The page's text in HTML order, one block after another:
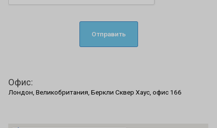
Офис:
Лондон, Великобритания, Беркли Сквер Хаус, офис 166